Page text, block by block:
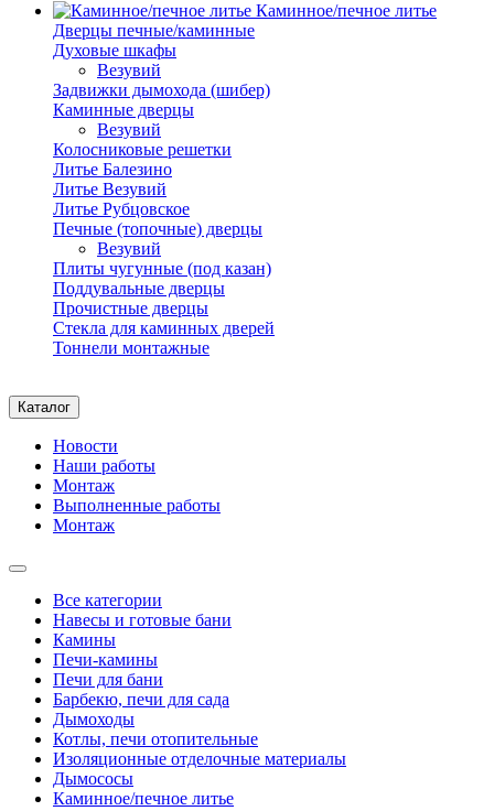
Каминное/печное литье
Дверцы печные/каминные
Духовые шкафы
Везувий
Задвижки дымохода (шибер)
Каминные дверцы
Везувий
Колосниковые решетки
Литье Балезино
Литье Везувий
Литье Рубцовское
Печные (топочные) дверцы
Везувий
Плиты чугунные (под казан)
Поддувальные дверцы
Прочистные дверцы
Стекла для каминных дверей
Тоннели монтажные
Каталог
Новости
Наши работы
Монтаж
Выполненные работы
Монтаж
Все категории
Навесы и готовые бани
Камины
Печи-камины
Печи для бани
Барбекю, печи для сада
Дымоходы
Котлы, печи отопительные
Изоляционные отделочные материалы
Дымососы
Каминное/печное литье